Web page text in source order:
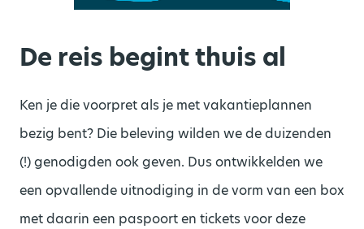
De reis begint thuis al
Ken je die voorpret als je met vakantieplannen
bezig bent? Die beleving wilden we de duizenden
(!) genodigden ook geven. Dus ontwikkelden we
een opvallende uitnodiging in de vorm van een box
met daarin een paspoort en tickets voor deze